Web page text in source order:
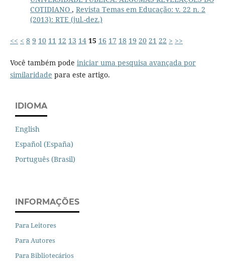
COTIDIANO , Revista Temas em Educação: v. 22 n. 2
(2013): RTE (jul.-dez.)
<< < 8 9 10 11 12 13 14 15 16 17 18 19 20 21 22 > >>
Você também pode iniciar uma pesquisa avançada por
similaridade para este artigo.
IDIOMA
English
Español (España)
Português (Brasil)
INFORMAÇÕES
Para Leitores
Para Autores
Para Bibliotecários